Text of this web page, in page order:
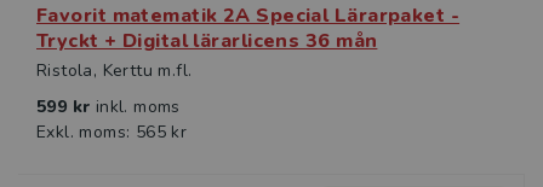
Favorit matematik 2A Special Lärarpaket -
Tryckt + Digital lärarlicens 36 mån
Ristola, Kerttu m.fl.
599 kr inkl. moms
Exkl. moms: 565 kr